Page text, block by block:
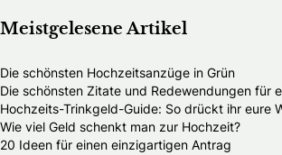
Meistgelesene Artikel
Die schönsten Hochzeitsanzüge in Grün
Die schönsten Zitate und Redewendungen für
Hochzeits-Trinkgeld-Guide: So drückt ihr eure
Wie viel Geld schenkt man zur Hochzeit?
20 Ideen für einen einzigartigen Antrag